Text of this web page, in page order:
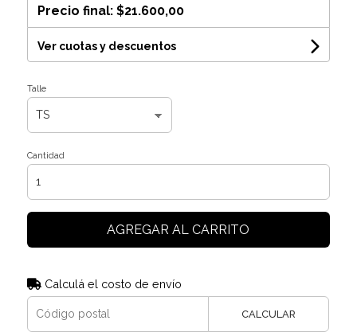
Precio final: $21.600,00
Ver cuotas y descuentos
Talle
Cantidad
AGREGAR AL CARRITO
Calculá el costo de envío
CALCULAR